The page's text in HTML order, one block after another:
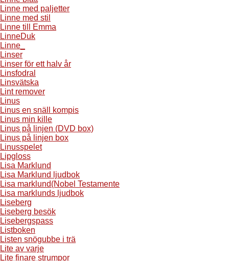
Linne med paljetter
Linne med stil
Linne till Emma
LinneDuk
Linne_
Linser
Linser för ett halv år
Linsfodral
Linsvätska
Lint remover
Linus
Linus en snäll kompis
Linus min kille
Linus på linjen (DVD box)
Linus på linjen box
Linusspelet
Lipgloss
Lisa Marklund
Lisa Marklund ljudbok
Lisa marklund(Nobel Testamente
Lisa marklunds ljudbok
Liseberg
Liseberg besök
Lisebergspass
Listboken
Listen snögubbe i trä
Lite av varje
Lite finare strumpor